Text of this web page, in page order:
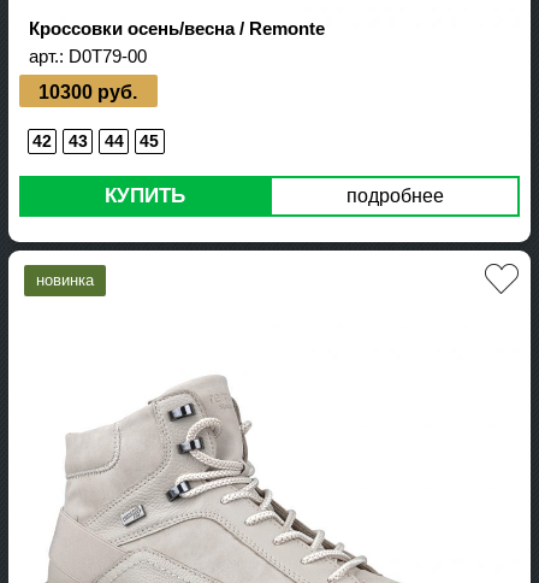
Кроссовки осень/весна / Remonte
арт.: D0T79-00
10300 руб.
42 43 44 45
подробнее
КУПИТЬ